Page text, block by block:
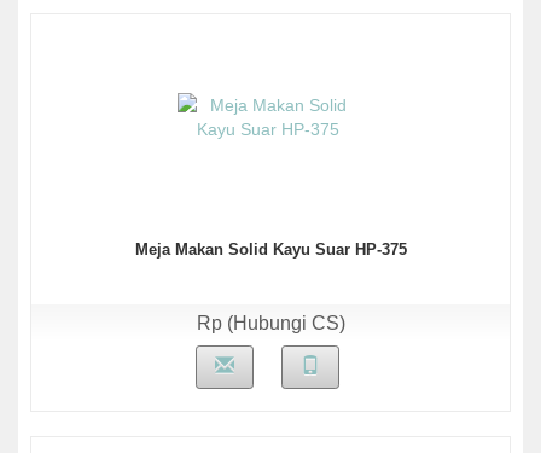
Meja Makan Solid Kayu Suar HP-375
Rp (Hubungi CS)